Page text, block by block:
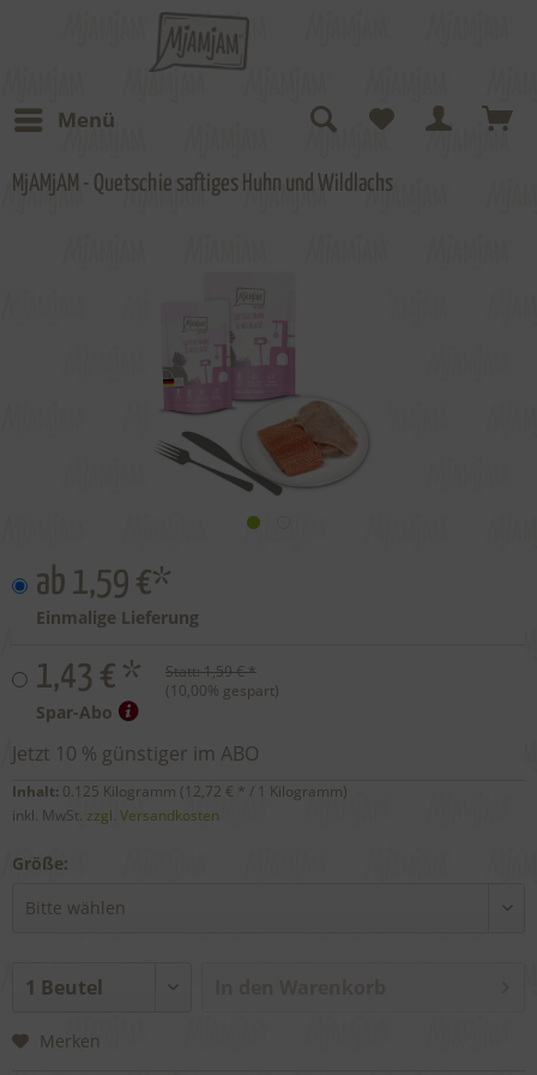
Menü
MjAMjAM - Quetschie saftiges Huhn und Wildlachs
ab 1,59 €*
Einmalige Lieferung
1,43 € * Statt:1,59 € *
(10,00% gespart)
Spar-Abo
Jetzt 10 % günstiger im ABO
Inhalt: 0.125 Kilogramm (12,72 € * / 1 Kilogramm)
inkl. MwSt. zzgl. Versandkosten
Größe:
Merken